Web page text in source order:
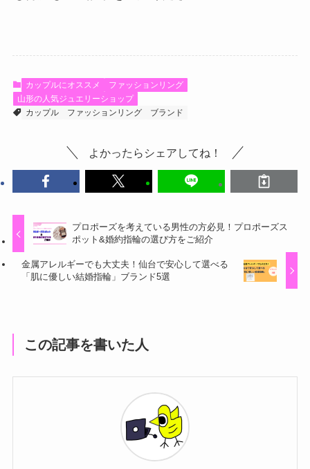
カップルにオススメ
ファッションリング
山形の人気ジュエリーショップ
カップル
ファッションリング ブランド
よかったらシェアしてね！
プロポーズを考えている男性の方必見！プロポーズス
ポット&婚約指輪の選び方をご紹介
金属アレルギーでも大丈夫！仙台で安心して選べる
「肌に優しい結婚指輪」ブランド5選
この記事を書いた人